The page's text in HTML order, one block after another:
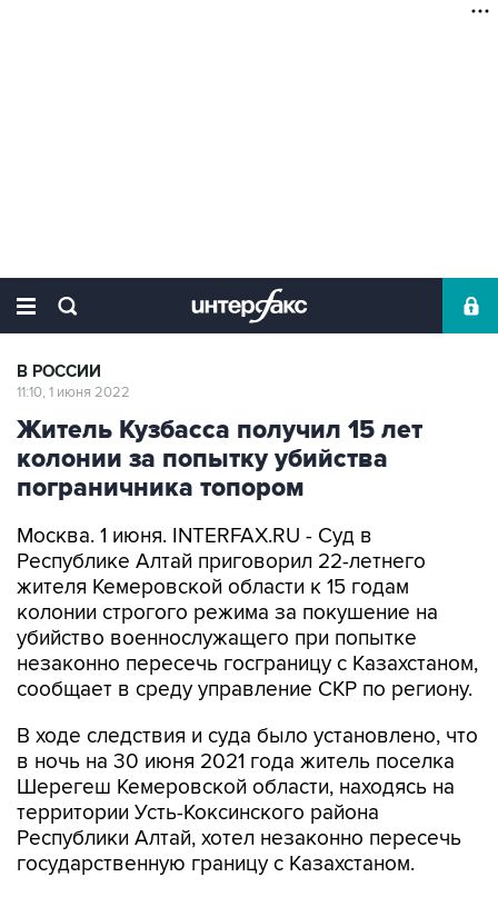
В РОССИИ
11:10, 1 июня 2022
Житель Кузбасса получил 15 лет
колонии за попытку убийства
пограничника топором
Москва. 1 июня. INTERFAX.RU - Суд в
Республике Алтай приговорил 22-летнего
жителя Кемеровской области к 15 годам
колонии строгого режима за покушение на
убийство военнослужащего при попытке
незаконно пересечь госграницу с Казахстаном,
сообщает в среду управление СКР по региону.
В ходе следствия и суда было установлено, что
в ночь на 30 июня 2021 года житель поселка
Шерегеш Кемеровской области, находясь на
территории Усть-Коксинского района
Республики Алтай, хотел незаконно пересечь
государственную границу с Казахстаном.